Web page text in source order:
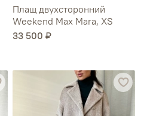
Плащ двухсторонний
Weekend Max Mara, XS
33 500 ₽